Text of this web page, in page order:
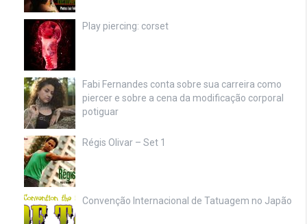
Play piercing: corset
Fabi Fernandes conta sobre sua carreira como
piercer e sobre a cena da modificação corporal
potiguar
Régis Olivar – Set 1
Convenção Internacional de Tatuagem no Japão